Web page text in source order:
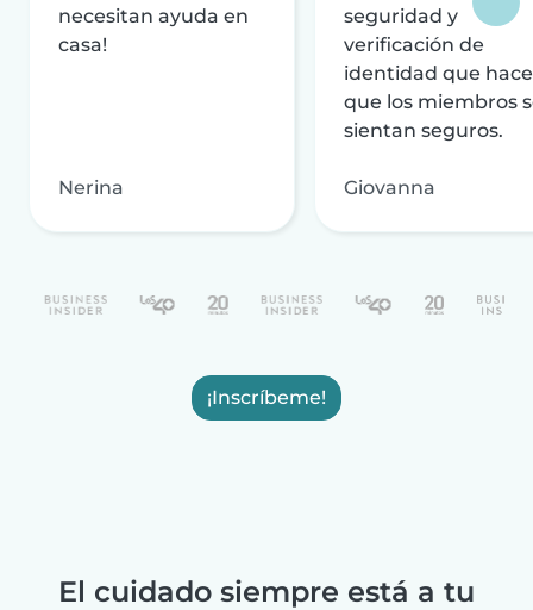
necesitan ayuda en
casa!
Nerina
seguridad y
verificación de
identidad que
que los miembros
sientan seguros.
Giovanna
¡Inscríbeme!
El cuidado siempre está a tu